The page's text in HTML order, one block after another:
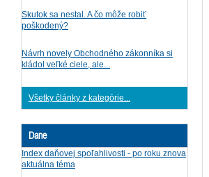
Skutok sa nestal. A čo môže robiť
poškodený?
Návrh novely Obchodného zákonníka si
kládol veľké ciele, ale...
Všetky články z kategórie...
Dane
Index daňovej spoľahlivosti - po roku znova
aktuálna téma